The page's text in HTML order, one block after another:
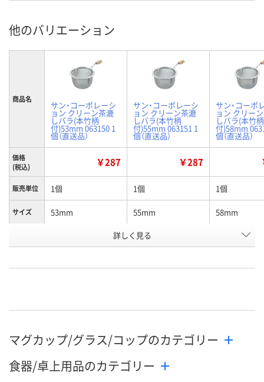
他のバリエーション
商品名
サン・コーポレーシ
ョン クリーン茶漉
しバラ(本竹柄
付)53mm 063150 1
個（直送品）
サン・コーポレーシ
ョン クリーン茶漉
しバラ(本竹柄
付)55mm 063151 1
個（直送品）
サン・コーポ
ョン クリー
しバラ(本竹柄
付)58mm
個（直送品）
価格
(税込)
￥287 ￥287
販売単位 1個 1個 1個
サイズ 53mm 55mm 58mm
EP14509 EP15073
カゴへ カゴへ
詳しく見る
マグカップ/グラス/コップのカテゴリー
食器/卓上用品のカテゴリー